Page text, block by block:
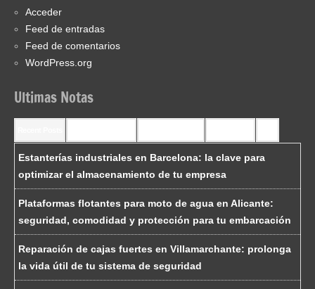
Acceder
Feed de entradas
Feed de comentarios
WordPress.org
Ultimas Notas
Estanterías industriales en Barcelona: la clave para
optimizar el almacenamiento de tu empresa
Plataformas flotantes para moto de agua en Alicante:
seguridad, comodidad y protección para tu embarcación
Reparación de cajas fuertes en Villamarchante: prolonga
la vida útil de tu sistema de seguridad